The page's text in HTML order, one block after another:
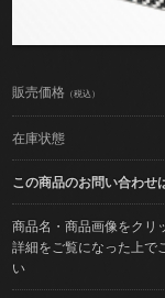
販売価格 （税込）
在庫状態
この商品のお問い合わせ
商品名・商品画像をクリ
詳細をご覧になった上で
い